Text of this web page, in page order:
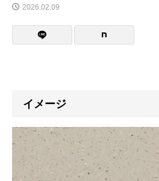
2026.02.09
イメージ